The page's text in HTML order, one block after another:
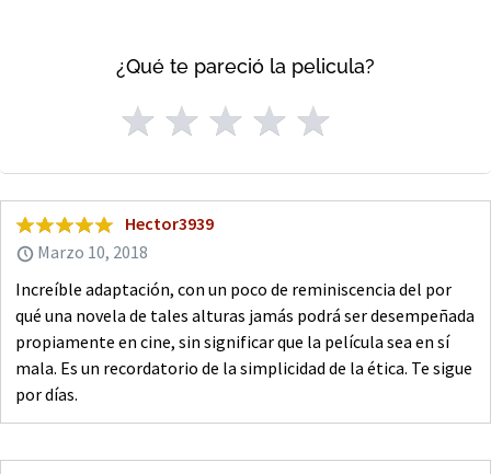
¿Qué te pareció la pelicula?
Hector3939
Marzo 10, 2018
Increíble adaptación, con un poco de reminiscencia del por
qué una novela de tales alturas jamás podrá ser desempeñada
propiamente en cine, sin significar que la película sea en sí
mala. Es un recordatorio de la simplicidad de la ética. Te sigue
por días.